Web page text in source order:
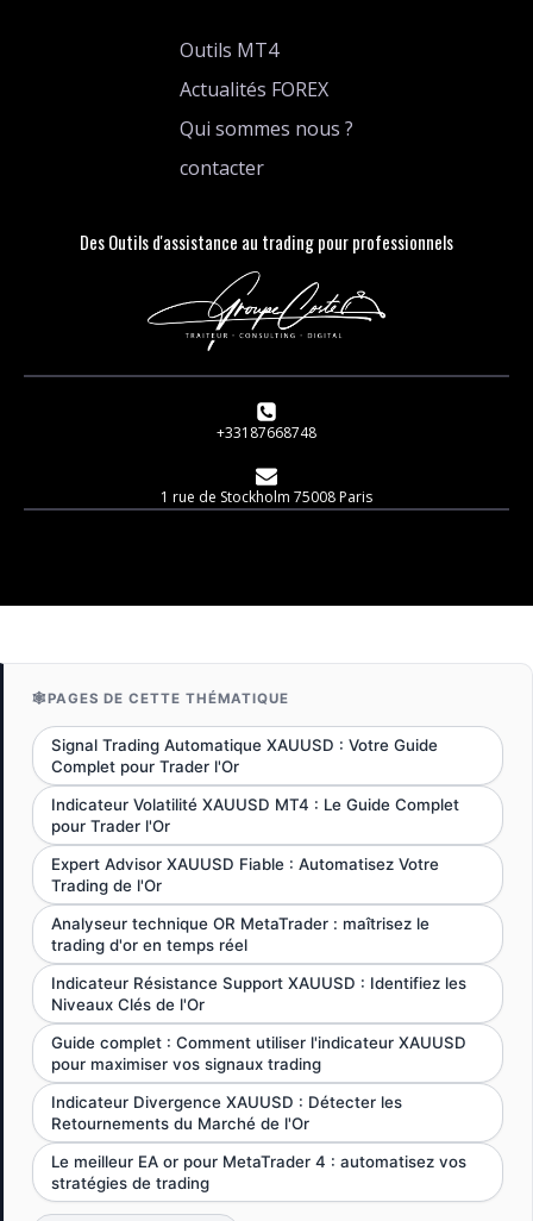
Outils MT4
Actualités FOREX
Qui sommes nous ?
contacter
Des Outils d'assistance au trading pour professionnels
+33187668748
1 rue de Stockholm 75008 Paris
🕸️PAGES DE CETTE THÉMATIQUE
Signal Trading Automatique XAUUSD : Votre Guide
Complet pour Trader l'Or
Indicateur Volatilité XAUUSD MT4 : Le Guide Complet
pour Trader l'Or
Expert Advisor XAUUSD Fiable : Automatisez Votre
Trading de l'Or
Analyseur technique OR MetaTrader : maîtrisez le
trading d'or en temps réel
Indicateur Résistance Support XAUUSD : Identifiez les
Niveaux Clés de l'Or
Guide complet : Comment utiliser l'indicateur XAUUSD
pour maximiser vos signaux trading
Indicateur Divergence XAUUSD : Détecter les
Retournements du Marché de l'Or
Le meilleur EA or pour MetaTrader 4 : automatisez vos
stratégies de trading